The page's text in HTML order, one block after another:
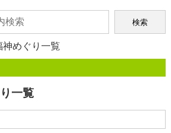
神めぐり一覧
一覧